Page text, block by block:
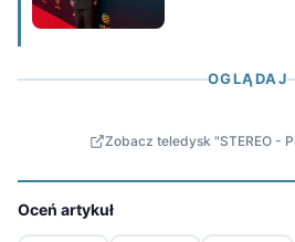
OGLĄDAJ
Zobacz teledysk "STEREO -
Oceń artykuł